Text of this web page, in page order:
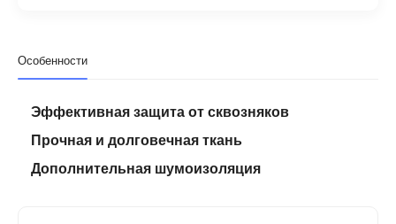
Особенности
Эффективная защита от сквозняков
Прочная и долговечная ткань
Дополнительная шумоизоляция